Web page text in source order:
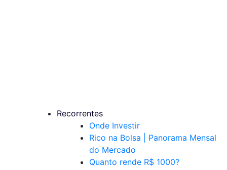
Recorrentes
Onde Investir
Rico na Bolsa | Panorama Mensal
do Mercado
Quanto rende R$ 1000?